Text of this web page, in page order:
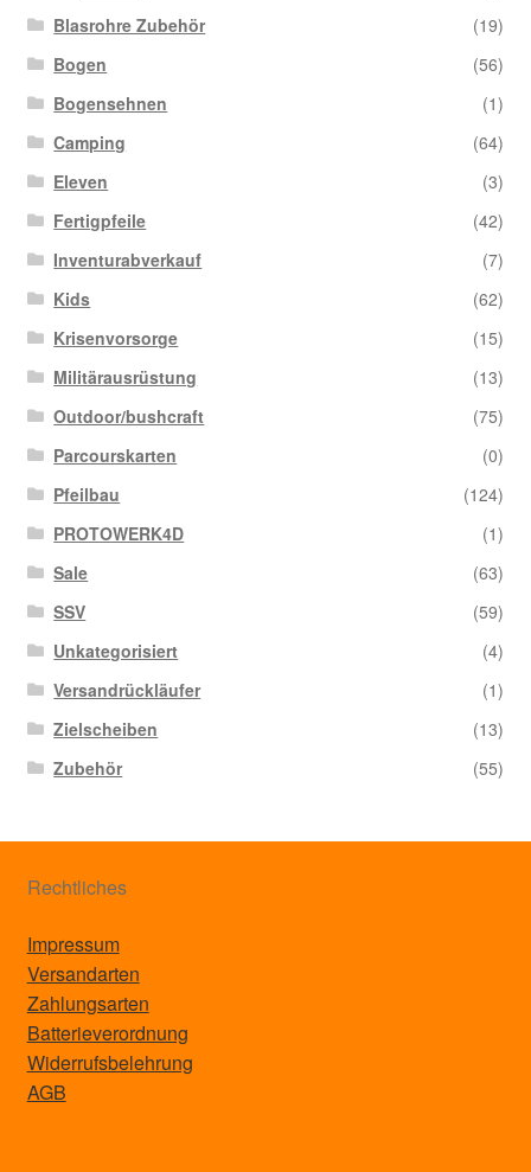
Blasrohre Zubehör
(19)
Bogen
(56)
Bogensehnen
(1)
Camping
(64)
Eleven
(3)
Fertigpfeile
(42)
Inventurabverkauf
(7)
Kids
(62)
Krisenvorsorge
(15)
Militärausrüstung
(13)
Outdoor/bushcraft
(75)
Parcourskarten
(0)
Pfeilbau
(124)
PROTOWERK4D
(1)
Sale
(63)
SSV
(59)
Unkategorisiert
(4)
Versandrückläufer
(1)
Zielscheiben
(13)
Zubehör
(55)
Rechtliches
Impressum
Versandarten
Zahlungsarten
Batterieverordnung
Widerrufsbelehrung
AGB